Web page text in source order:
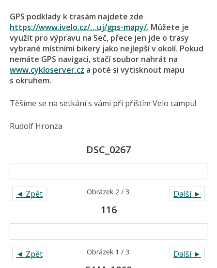
GPS podklady k trasám najdete zde
https://www.ivelo.cz/…uj/gps-mapy/. Můžete je
využít pro výpravu na Seč, přece jen jde o trasy
vybrané místními bikery jako nejlepší v okolí. Pokud
nemáte GPS navigaci, stačí soubor nahrát na
www.cykloserver.cz a poté si vytisknout mapu
s okruhem.
Těšíme se na setkání s vámi při příštím Velo campu!
Rudolf Hronza
DSC_0267